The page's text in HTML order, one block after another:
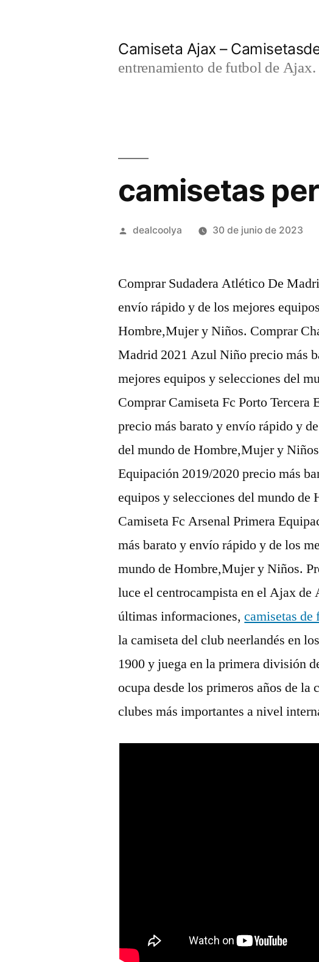
Camiseta Ajax –
entrenamiento de futbol de Ajax.
camisetas
Publicado
dealcoolya 30 de junio de 2023
Comprar Sudadera Atlético De
envío rápido y de los mejores
Hombre,Mujer y Niños. Comprar
Madrid 2021 Azul Niño precio más
mejores equipos y selecciones del
Comprar Camiseta Fc Porto Tercera
precio más barato y envío rápido y
del mundo de Hombre,Mujer y
Equipación 2019/2020 precio más
equipos y selecciones del mundo
Camiseta Fc Arsenal Primera
más barato y envío rápido y de los
mundo de Hombre,Mujer y Niños.
luce el centrocampista en el Ajax de
últimas informaciones,camisetas de
la camiseta del club neerlandés en
1900 y juega en la primera división
ocupa desde los primeros años de
clubes más importantes a nivel